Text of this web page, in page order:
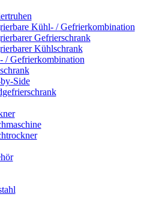
Kühl- / Gefrierkombination
Gefrierschrank
Kühlschrank
/ Gefrierkombination
Side